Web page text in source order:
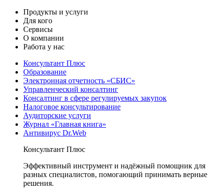
Продукты и услуги
Для кого
Сервисы
О компании
Работа у нас
Консультант Плюс
Образование
Электронная отчетность «СБИС»
Управленческий консалтинг
Консалтинг в сфере регулируемых закупок
Налоговое консультирование
Аудиторские услуги
Журнал «Главная книга»
Антивирус Dr.Web
Консультант Плюс
Эффективный инструмент и надёжный помощник для
разных специалистов, помогающий принимать верные
решения.